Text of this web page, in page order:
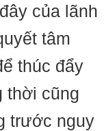
của lãnh
tâm
thúc đẩy
thời cũng
trước nguy